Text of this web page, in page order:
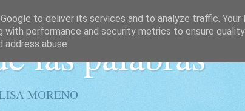
las palabras
MORENO
to deliver its services and to analyze traffic. Your
with performance and security metrics to ensure
abuse.